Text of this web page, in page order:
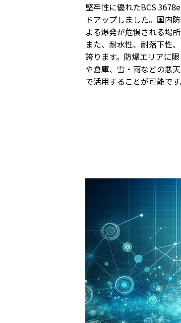
堅牢性に優れたBCS
ドアップしました。国内
よる爆発が危惧される場
また、耐水性、耐落下性
誇ります。防爆エリアに
や倉庫、雪・雨などの悪
で活用することが可能です